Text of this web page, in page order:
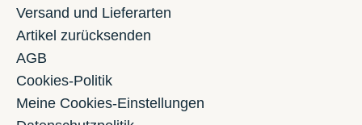
Versand und Lieferarten
Artikel zurücksenden
AGB
Cookies-Politik
Meine Cookies-Einstellungen